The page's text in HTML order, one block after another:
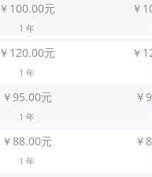
￥100.00元
1 年
￥
￥120.00元
1 年
￥
￥95.00元
1 年
￥
￥88.00元
1 年
￥